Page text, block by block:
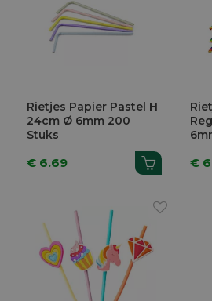
Rietjes Papier Pastel H
24cm Ø 6mm 200
Stuks
€ 6.69 €